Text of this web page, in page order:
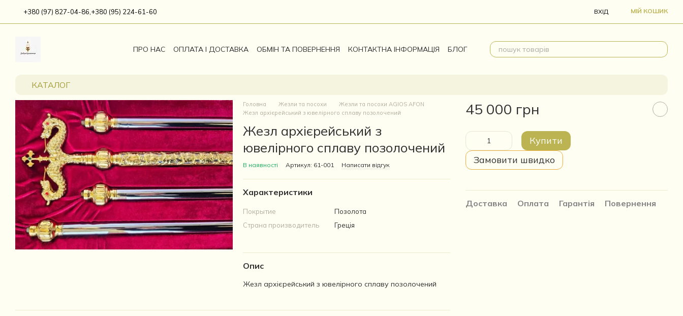
Перейти до основного контенту
+380 (97) 827-04-86, +380 (95) 224-61-60 ВХІД МІЙ КОШИК
ПРО НАС ОПЛАТА І ДОСТАВКА ОБМІН ТА ПОВЕРНЕННЯ КОНТАКТНА ІНФОРМАЦІЯ БЛОГ
КАТАЛОГ
Головна Жезли та посохи
Жезли та посохи AGIOS AFON
Жезл архієрейський з ювелірного сплаву позолочений
Жезл архієрейський з
ювелірного сплаву позолочений
В наявності Артикул: 61-001 Написати відгук
Характеристики
Покрытие
Позолота
Страна производитель
Греція
Опис
Жезл архієрейський з ювелірного сплаву позолочений
45 000 грн
Купити
Замовити швидко
Доставка Оплата Гарантія Повернення